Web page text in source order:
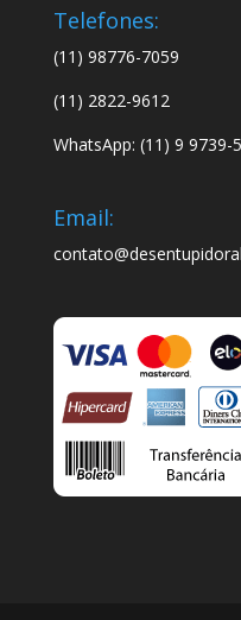
Telefones:
(11) 98776-7059
(11) 2822-9612
WhatsApp: (11) 9 9739-
Email: